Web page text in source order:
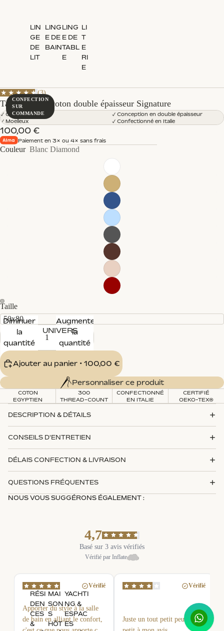
LIN
GE
DE
LIT
LING
E DE
BAIN
LING
E DE
TABL
E
LI
T
E
RI
E
UNIVERS
RÉSI
DEN
CES
&
MAI
SON
S
HÔT
YACHTI
NG &
ESPAC
ES
CONFECTION
SUR
COMMANDE
★ ★★★★(3)3 total reviews
Tapis de bain coton double épaisseur Signature
✓ Coton égyptien
✓ Moelleux
✓ Conception en double épaisseur
✓ Confectionné en Italie
100,00 €
Paiement en 3× ou 4× sans frais
Couleur Blanc Diamond
Taille
50x80
Diminuer
la
quantité
Augmenter
la
quantité
Ajouter au panier • 100,00 €
Personnaliser ce produit
COTON
EGYPTIEN
300
THREAD-COUNT
CONFECTIONNÉ
EN ITALIE
CERTIFIÉ
OEKO-TEX®
DESCRIPTION & DÉTAILS
CONSEILS D'ENTRETIEN
DÉLAIS CONFECTION & LIVRAISON
QUESTIONS FRÉQUENTES
NOUS VOUS SUGGÉRONS ÉGALEMENT :
4,7
Basé sur 3 avis vérifiés
Vérifié par Inflate
Vérifié
Apporter du style à la salle
de bain en alliant le confort,
Vérifié
Juste un tout petit peu trop